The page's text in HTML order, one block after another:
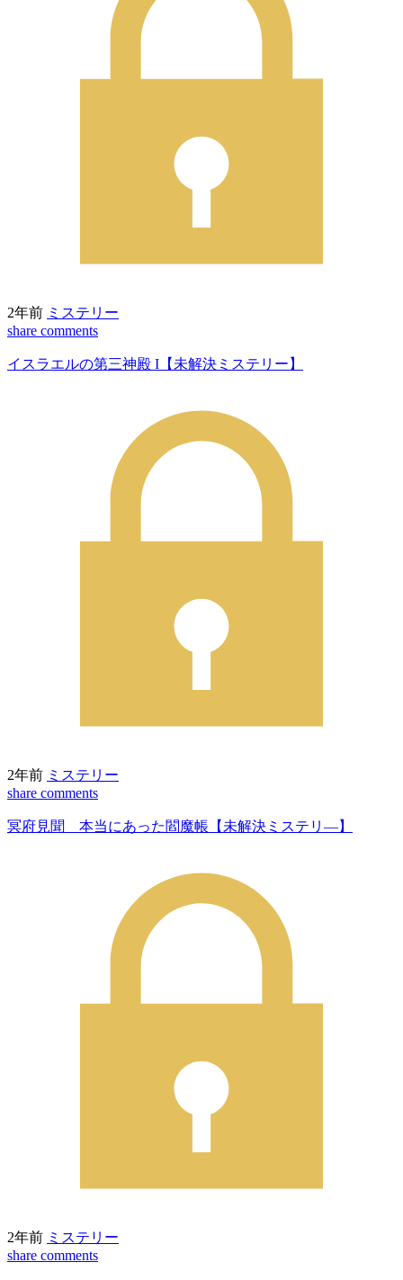
2年前 ミステリー
share comments
イスラエルの第三神殿 I【未解決ミステリー】
2年前 ミステリー
share comments
冥府見聞 本当にあった閻魔帳【未解決ミステリ―】
2年前 ミステリー
share comments